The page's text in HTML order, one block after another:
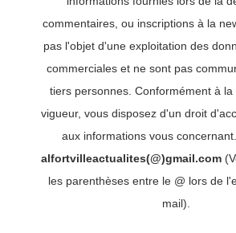
commentaires, ou inscriptions à la
pas l'objet d'une exploitation des
commerciales et ne sont pas
tiers personnes. Conformément à la
vigueur, vous disposez d'un droit
aux informations vous concernant.
alfortvilleactualites(@)gmail.com
les parenthèses entre le @ lors de
mail).